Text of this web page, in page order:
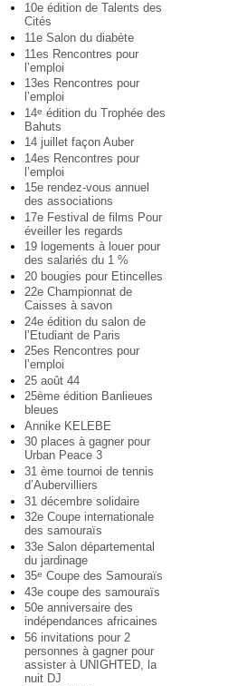
10e édition de Talents des
Cités
11e Salon du diabète
11es Rencontres pour
l’emploi
13es Rencontres pour
l’emploi
14e édition du Trophée des
Bahuts
14 juillet façon Auber
14es Rencontres pour
l’emploi
15e rendez-vous annuel
des associations
17e Festival de films Pour
éveiller les regards
19 logements à louer pour
des salariés du 1 %
20 bougies pour Etincelles
22e Championnat de
Caisses à savon
24e édition du salon de
l’Etudiant de Paris
25es Rencontres pour
l’emploi
25 août 44
25ème édition Banlieues
bleues
Annike KELEBE
30 places à gagner pour
Urban Peace 3
31 ème tournoi de tennis
d’Aubervilliers
31 décembre solidaire
32e Coupe internationale
des samouraïs
33e Salon départemental
du jardinage
35e Coupe des Samouraïs
43e coupe des samouraïs
50e anniversaire des
indépendances africaines
56 invitations pour 2
personnes à gagner pour
assister à UNIGHTED, la
nuit DJ